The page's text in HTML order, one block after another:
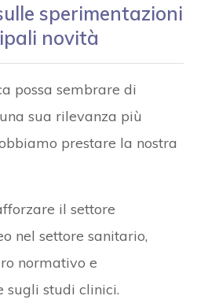
sperimentazioni
novità
possa sembrare di
sua rilevanza più
prestare la nostra
il settore
nel settore sanitario,
normativo e
sugli studi clinici.